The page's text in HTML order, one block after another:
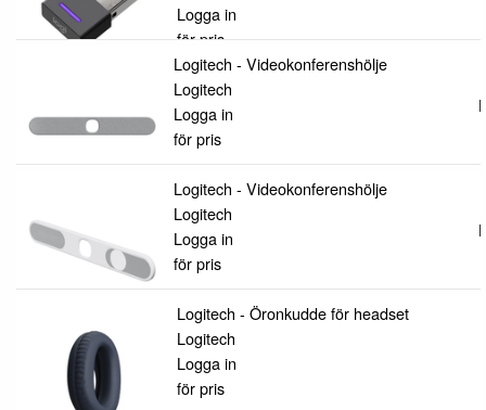
Logga in
för pris
Logitech - Videokonferenshölje
Logitech
Logga in
för pris
Logitech - Videokonferenshölje
Logitech
Logga in
för pris
Logitech - Öronkudde för headset
Logitech
Logga in
för pris